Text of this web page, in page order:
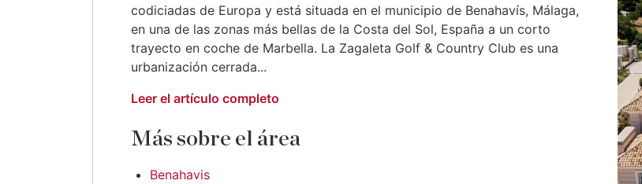
codiciadas de Europa y está situada en el municipio de Benahavís, Málaga,
en una de las zonas más bellas de la Costa del Sol, España a un corto
trayecto en coche de Marbella. La Zagaleta Golf & Country Club es una
urbanización cerrada...
Leer el artículo completo
Más sobre el área
Benahavis